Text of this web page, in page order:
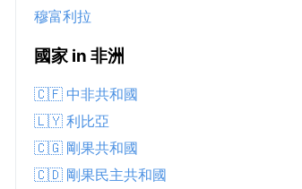
穆富利拉
國家 in 非洲
🇨🇫 中非共和國
🇱🇾 利比亞
🇨🇬 剛果共和國
🇨🇩 剛果民主共和國